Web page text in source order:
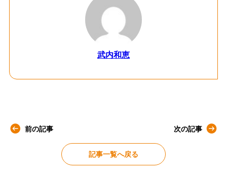
武内和恵
前の記事
記事一覧へ戻る
次の記事